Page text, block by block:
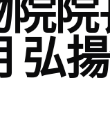
弘